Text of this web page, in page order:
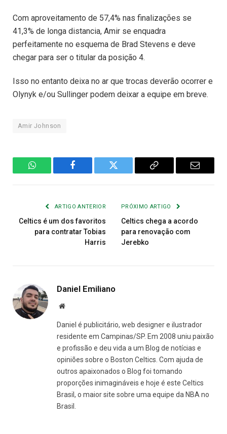
Com aproveitamento de 57,4% nas finalizações se
41,3% de longa distancia, Amir se enquadra
perfeitamente no esquema de Brad Stevens e deve
chegar para ser o titular da posição 4.
Isso no entanto deixa no ar que trocas deverão ocorrer e
Olynyk e/ou Sullinger podem deixar a equipe em breve.
Amir Johnson
WhatsAppFacebook Twitter
Copiar
E-
ARTIGO ANTERIOR
Celtics é um dos favoritos
para contratar Tobias
Harris
PRÓXIMO ARTIGO
Celtics chega a acordo
para renovação com
Jerebko
Daniel Emiliano
Site
Daniel é publicitário, web designer e ilustrador
residente em Campinas/SP. Em 2008 uniu paixão
e profissão e deu vida a um Blog de notícias e
opiniões sobre o Boston Celtics. Com ajuda de
outros apaixonados o Blog foi tomando
proporções inimagináveis e hoje é este Celtics
Brasil, o maior site sobre uma equipe da NBA no
Brasil.